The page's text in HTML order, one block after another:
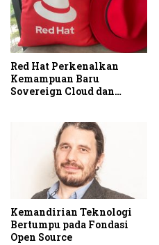
Red Hat Perkenalkan
Kemampuan Baru
Sovereign Cloud dan
Kemandirian Teknologi
Bertumpu pada Fondasi
Open Source